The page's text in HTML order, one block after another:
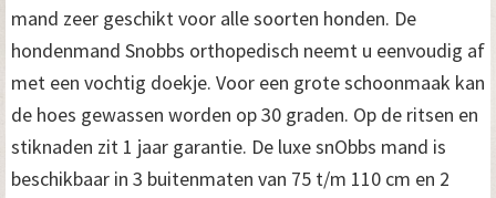
mand zeer geschikt voor alle soorten honden. De
hondenmand Snobbs orthopedisch neemt u eenvoudig af
met een vochtig doekje. Voor een grote schoonmaak kan
de hoes gewassen worden op 30 graden. Op de ritsen en
stiknaden zit 1 jaar garantie. De luxe snObbs mand is
beschikbaar in 3 buitenmaten van 75 t/m 110 cm en 2